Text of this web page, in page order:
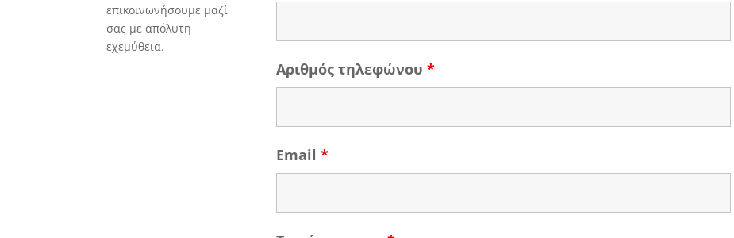
επικοινωνήσουμε μαζί
σας με απόλυτη
εχεμύθεια.
Αριθμός τηλεφώνου*
Email*